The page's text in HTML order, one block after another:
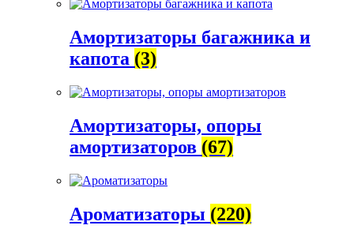
Амортизаторы багажника и
капота (3)
Амортизаторы, опоры
амортизаторов (67)
Ароматизаторы (220)